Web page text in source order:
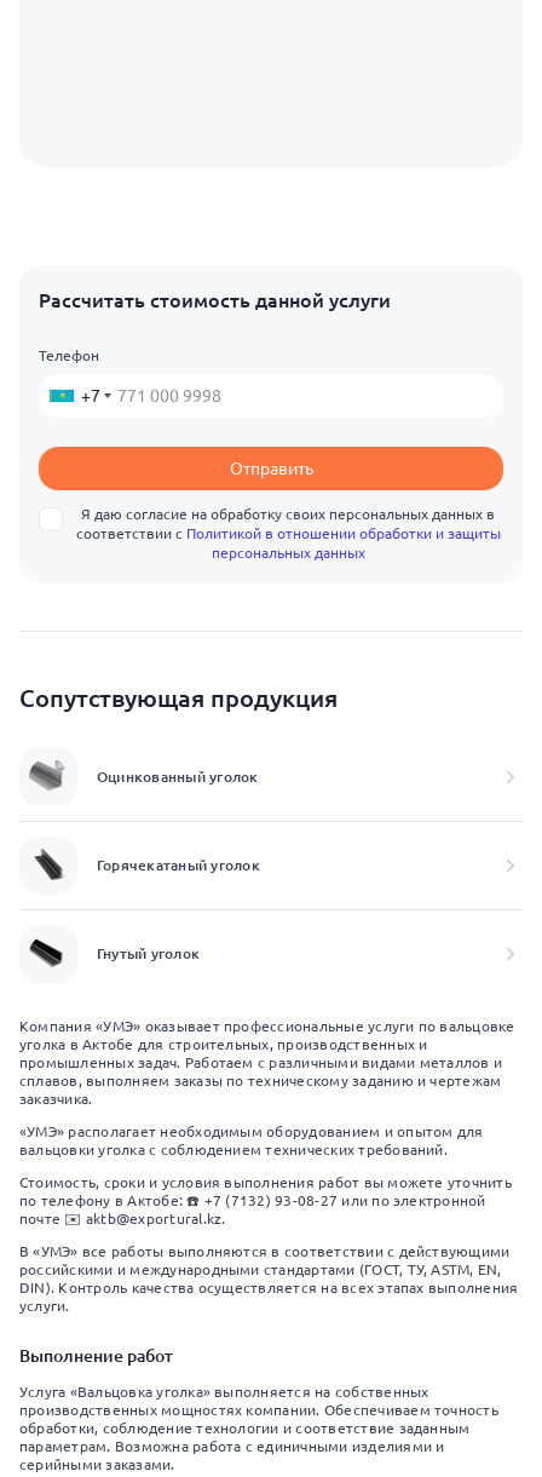
Рассчитать стоимость данной услуги
Телефон
+7
Отправить
Я даю согласие на обработку своих персональных данных в
соответствии с Политикой в отношении обработки и защиты
персональных данных
Сопутствующая продукция
Оцинкованный уголок
Горячекатаный уголок
Гнутый уголок
Компания «УМЭ» оказывает профессиональные услуги по вальцовке
уголка в Актобе для строительных, производственных и
промышленных задач. Работаем с различными видами металлов и
сплавов, выполняем заказы по техническому заданию и чертежам
заказчика.
«УМЭ» располагает необходимым оборудованием и опытом для
вальцовки уголка с соблюдением технических требований.
Стоимость, сроки и условия выполнения работ вы можете уточнить
по телефону в Актобе: ☎️ +7 (7132) 93-08-27 или по электронной
почте ✉️ aktb@exportural.kz.
В «УМЭ» все работы выполняются в соответствии с действующими
российскими и международными стандартами (ГОСТ, ТУ, ASTM, EN,
DIN). Контроль качества осуществляется на всех этапах выполнения
услуги.
Выполнение работ
Услуга «Вальцовка уголка» выполняется на собственных
производственных мощностях компании. Обеспечиваем точность
обработки, соблюдение технологии и соответствие заданным
параметрам. Возможна работа с единичными изделиями и
серийными заказами.